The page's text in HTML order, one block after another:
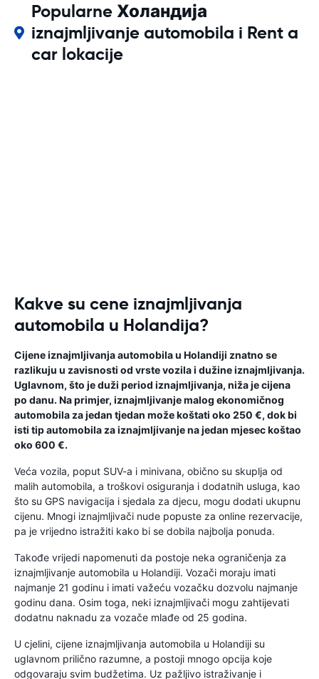
Popularne Холандија
iznajmljivanje automobila i Rent a
car lokacije
Kakve su cene iznajmljivanja
automobila u Holandija?
Cijene iznajmljivanja automobila u Holandiji znatno se
razlikuju u zavisnosti od vrste vozila i dužine iznajmljivanja.
Uglavnom, što je duži period iznajmljivanja, niža je cijena
po danu. Na primjer, iznajmljivanje malog ekonomičnog
automobila za jedan tjedan može koštati oko 250 €, dok bi
isti tip automobila za iznajmljivanje na jedan mjesec koštao
oko 600 €.
Veća vozila, poput SUV-a i minivana, obično su skuplja od
malih automobila, a troškovi osiguranja i dodatnih usluga, kao
što su GPS navigacija i sjedala za djecu, mogu dodati ukupnu
cijenu. Mnogi iznajmljivači nude popuste za online rezervacije,
pa je vrijedno istražiti kako bi se dobila najbolja ponuda.
Takođe vrijedi napomenuti da postoje neka ograničenja za
iznajmljivanje automobila u Holandiji. Vozači moraju imati
najmanje 21 godinu i imati važeću vozačku dozvolu najmanje
godinu dana. Osim toga, neki iznajmljivači mogu zahtijevati
dodatnu naknadu za vozače mlađe od 25 godina.
U cjelini, cijene iznajmljivanja automobila u Holandiji su
uglavnom prilično razumne, a postoji mnogo opcija koje
odgovaraju svim budžetima. Uz pažljivo istraživanje i